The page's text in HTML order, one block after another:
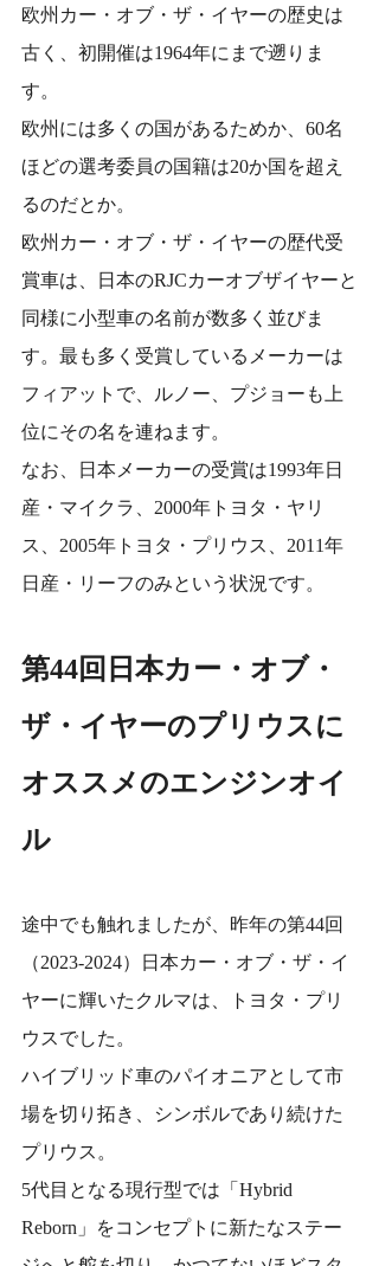
欧州カー・オブ・ザ・イヤーの歴史は
古く、初開催は1964年にまで遡りま
す。
欧州には多くの国があるためか、60名
ほどの選考委員の国籍は20か国を超え
るのだとか。
欧州カー・オブ・ザ・イヤーの歴代受
賞車は、日本のRJCカーオブザイヤーと
同様に小型車の名前が数多く並びま
す。最も多く受賞しているメーカーは
フィアットで、ルノー、プジョーも上
位にその名を連ねます。
なお、日本メーカーの受賞は1993年日
産・マイクラ、2000年トヨタ・ヤリ
ス、2005年トヨタ・プリウス、2011年
日産・リーフのみという状況です。
第44回日本カー・オブ・
ザ・イヤーのプリウスに
オススメのエンジンオイ
ル
途中でも触れましたが、昨年の第44回
（2023‐2024）日本カー・オブ・ザ・イ
ヤーに輝いたクルマは、トヨタ・プリ
ウスでした。
ハイブリッド車のパイオニアとして市
場を切り拓き、シンボルであり続けた
プリウス。
5代目となる現行型では「Hybrid
Reborn」をコンセプトに新たなステー